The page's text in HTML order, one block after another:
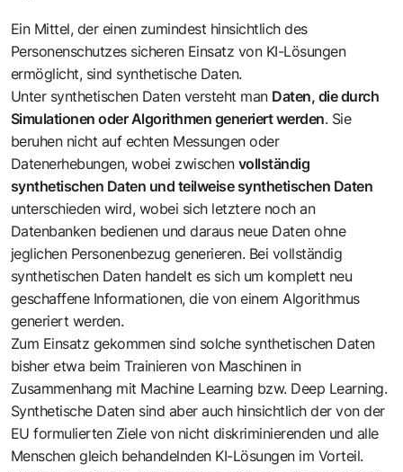
Ein Mittel, der einen zumindest hinsichtlich des
Personenschutzes sicheren Einsatz von KI-Lösungen
ermöglicht, sind synthetische Daten.
Unter synthetischen Daten versteht man Daten, die durch
Simulationen oder Algorithmen generiert werden. Sie
beruhen nicht auf echten Messungen oder
Datenerhebungen, wobei zwischen vollständig
synthetischen Daten und teilweise synthetischen Daten
unterschieden wird, wobei sich letztere noch an
Datenbanken bedienen und daraus neue Daten ohne
jeglichen Personenbezug generieren. Bei vollständig
synthetischen Daten handelt es sich um komplett neu
geschaffene Informationen, die von einem Algorithmus
generiert werden.
Zum Einsatz gekommen sind solche synthetischen Daten
bisher etwa beim Trainieren von Maschinen in
Zusammenhang mit Machine Learning bzw. Deep Learning.
Synthetische Daten sind aber auch hinsichtlich der von der
EU formulierten Ziele von nicht diskriminierenden und alle
Menschen gleich behandelnden KI-Lösungen im Vorteil.